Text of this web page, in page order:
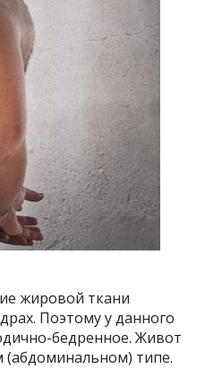
жировой ткани
Поэтому у данного
бедренное. Живот
(абдоминальном) типе.